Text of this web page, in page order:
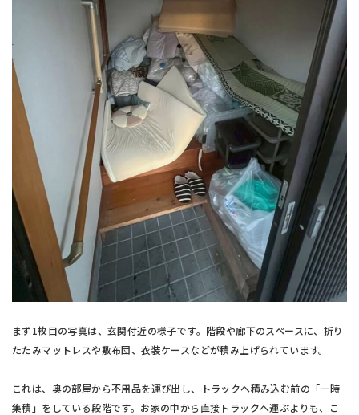
まず1枚目の写真は、玄関付近の様子です。階段や廊下のスペースに、折り
たたみマットレスや敷布団、衣装ケースなどが積み上げられています。
これは、奥の部屋から不用品を運び出し、トラックへ積み込む前の「一時
集積」をしている段階です。お家の中から直接トラックへ運ぶよりも、こ